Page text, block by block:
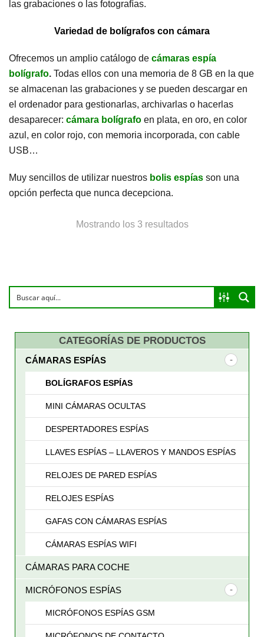
las grabaciones o las fotografías.
Variedad de bolígrafos con cámara
Ofrecemos un amplio catálogo de cámaras espía
bolígrafo. Todas ellos con una memoria de 8 GB en la que
se almacenan las grabaciones y se pueden descargar en
el ordenador para gestionarlas, archivarlas o hacerlas
desaparecer: cámara bolígrafo en plata, en oro, en color
azul, en color rojo, con memoria incorporada, con cable
USB…
Muy sencillos de utilizar nuestros bolis espías son una
opción perfecta que nunca decepciona.
Mostrando los 3 resultadosOrdenado
alto
CATEGORÍAS DE PRODUCTOS
CÁMARAS ESPÍAS
BOLÍGRAFOS ESPÍAS
MINI CÁMARAS OCULTAS
DESPERTADORES ESPÍAS
LLAVES ESPÍAS – LLAVEROS Y MANDOS ESPÍAS
RELOJES DE PARED ESPÍAS
RELOJES ESPÍAS
GAFAS CON CÁMARAS ESPÍAS
CÁMARAS ESPÍAS WIFI
CÁMARAS PARA COCHE
MICRÓFONOS ESPÍAS
MICRÓFONOS ESPÍAS GSM